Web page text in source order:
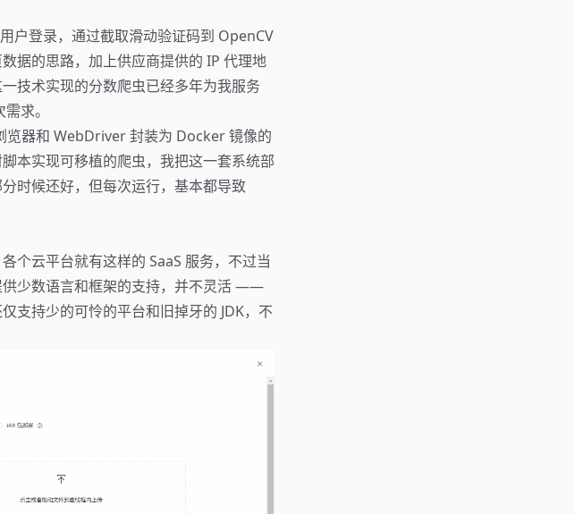
户登录，通过截取滑动验证码到 OpenCV
据的思路，加上供应商提供的 IP 代理地
技术实现的分数爬虫已经多年为我服务
求。
器和 WebDriver 封装为 Docker 镜像的
本实现可移植的爬虫，我把这一套系统部
时候还好，但每次运行，基本都导致
个云平台就有这样的 SaaS 服务，不过当
供少数语言和框架的支持，并不灵活 ——
支持少的可怜的平台和旧掉牙的 JDK，不